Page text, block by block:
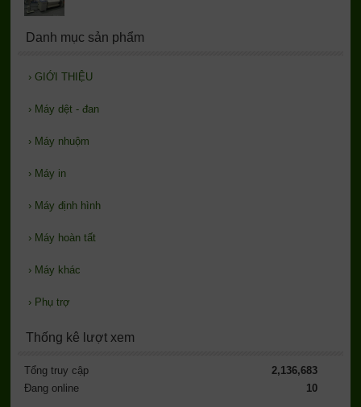
Danh mục sản phẩm
› GIỚI THIỆU
› Máy dệt - đan
› Máy nhuộm
› Máy in
› Máy định hình
› Máy hoàn tất
› Máy khác
› Phụ trợ
Thống kê lượt xem
Tổng truy cập
2,136,683
Đang online
10